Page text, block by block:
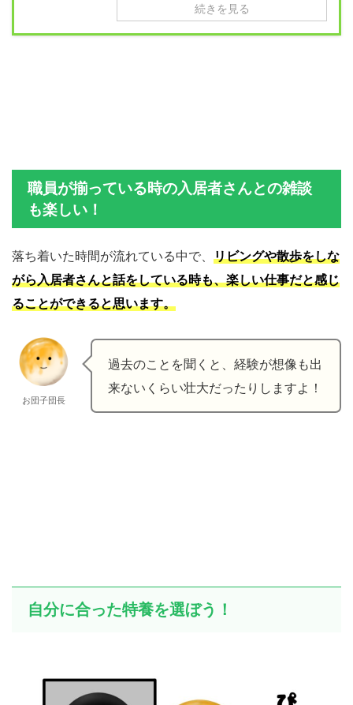
続きを見る
職員が揃っている時の入居者さんとの雑談
も楽しい！
落ち着いた時間が流れている中で、 リビングや散歩をしな
がら入居者さんと話をしている時も、楽しい仕事だと感じ
ることができると思います。
お団子団長
過去のことを聞くと、経験が想像も出
来ないくらい壮大だったりしますよ！
自分に合った特養を選ぼう！